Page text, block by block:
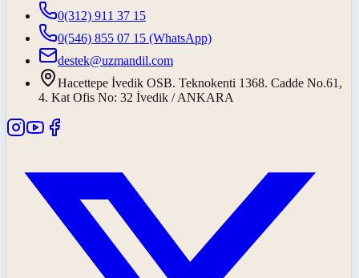
0(312) 911 37 15
0(546) 855 07 15 (WhatsApp)
destek@uzmandil.com
Hacettepe İvedik OSB. Teknokenti 1368. Cadde No.61,
4. Kat Ofis No: 32 İvedik / ANKARA